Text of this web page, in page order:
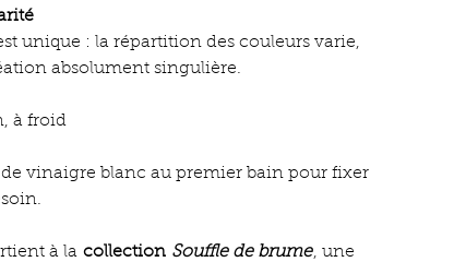
unique : la répartition des couleurs varie,
absolument singulière.
à froid
vinaigre blanc au premier bain pour fixer
à la collection Souffle de brume, une